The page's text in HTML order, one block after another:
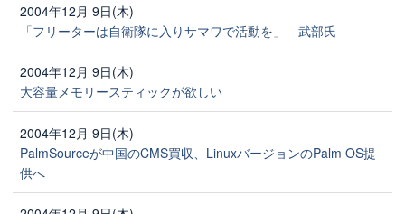
2004年12月 9日(木)
「フリーターは自衛隊に入りサマワで活動を」 武部氏
2004年12月 9日(木)
大容量メモリースティックが欲しい
2004年12月 9日(木)
PalmSourceが中国のCMS買収、LinuxバージョンのPalm OS提
供へ